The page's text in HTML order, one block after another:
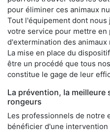
pour éliminer ces animaux
Tout l'équipement dont
votre service pour mettre
d'extermination des animaux
La mise en place du
être un procédé que tous
constitue le gage de leur
La prévention, la
rongeurs
Les professionnels de notre
bénéficier d'une